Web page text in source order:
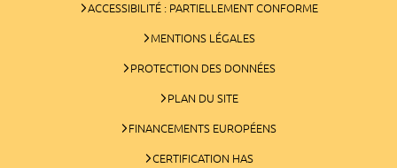
ACCESSIBILITÉ : PARTIELLEMENT CONFORME
MENTIONS LÉGALES
PROTECTION DES DONNÉES
PLAN DU SITE
FINANCEMENTS EUROPÉENS
CERTIFICATION HAS